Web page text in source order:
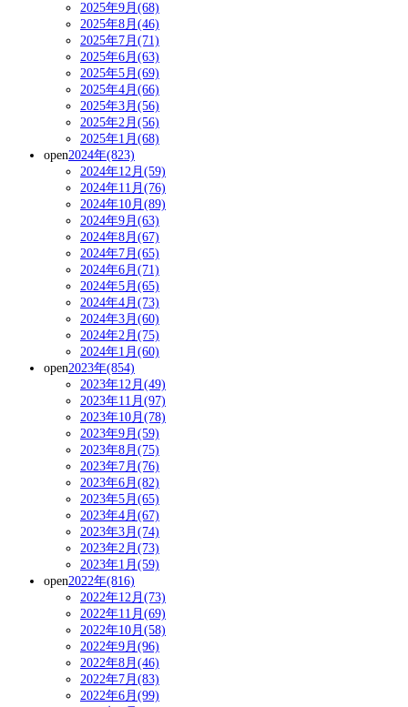
2025年9月(68)
2025年8月(46)
2025年7月(71)
2025年6月(63)
2025年5月(69)
2025年4月(66)
2025年3月(56)
2025年2月(56)
2025年1月(68)
open2024年(823)
2024年12月(59)
2024年11月(76)
2024年10月(89)
2024年9月(63)
2024年8月(67)
2024年7月(65)
2024年6月(71)
2024年5月(65)
2024年4月(73)
2024年3月(60)
2024年2月(75)
2024年1月(60)
open2023年(854)
2023年12月(49)
2023年11月(97)
2023年10月(78)
2023年9月(59)
2023年8月(75)
2023年7月(76)
2023年6月(82)
2023年5月(65)
2023年4月(67)
2023年3月(74)
2023年2月(73)
2023年1月(59)
open2022年(816)
2022年12月(73)
2022年11月(69)
2022年10月(58)
2022年9月(96)
2022年8月(46)
2022年7月(83)
2022年6月(99)